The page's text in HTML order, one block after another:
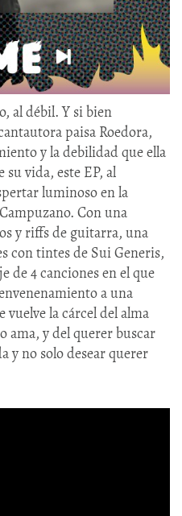
al débil. Y si bien
paisa Roedora,
y la debilidad que ella
vida, este EP, al
luminoso en la
Con una
y riffs de guitarra, una
con tintes de Sui Generis,
de 4 canciones en el que
a una
la cárcel del alma
ama, y del querer buscar
y no solo desear querer